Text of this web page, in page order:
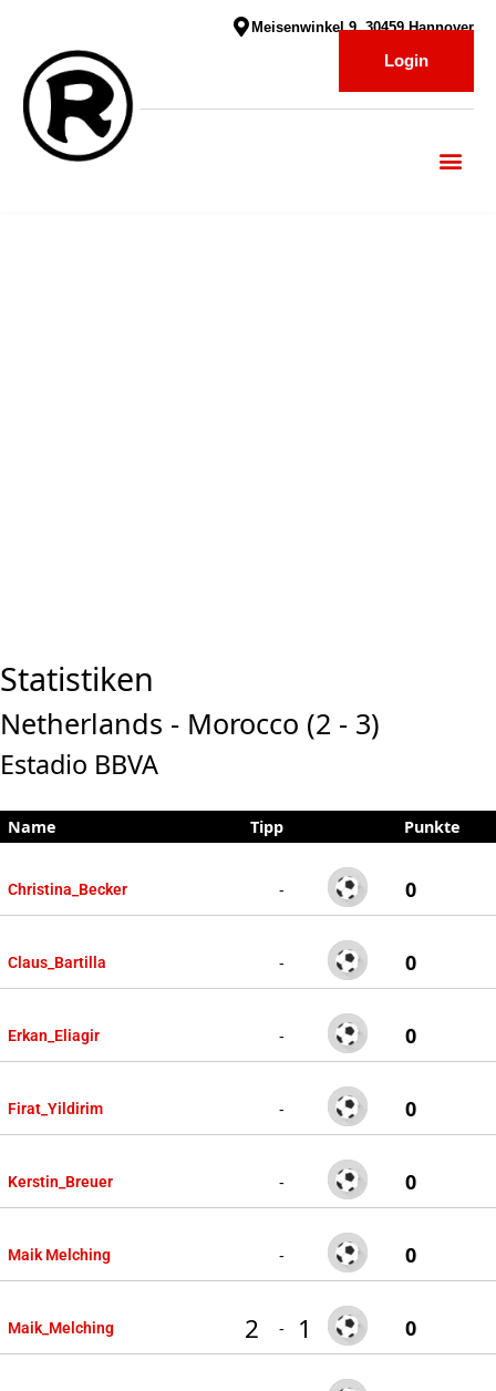
Meisenwinkel 9, 30459 Hannover
Login
Statistiken
Netherlands - Morocco (2 - 3)
Estadio BBVA
Name Tipp Punkte
Christina_Becker - 0
Claus_Bartilla - 0
Erkan_Eliagir - 0
Firat_Yildirim - 0
Kerstin_Breuer - 0
Maik Melching - 0
Maik_Melching 2 - 1 0